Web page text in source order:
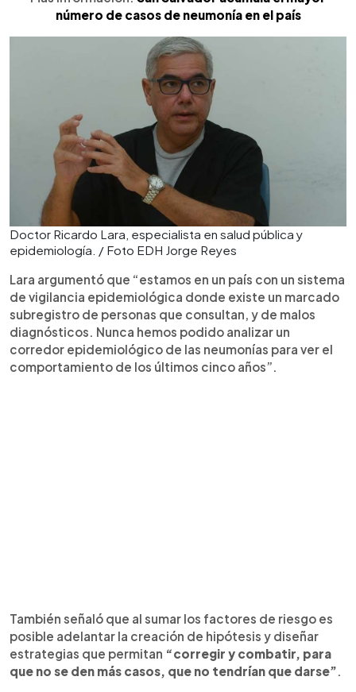
número de casos de neumonía en el país
Doctor Ricardo Lara, especialista en salud pública y
epidemiología. / Foto EDH Jorge Reyes
Lara argumentó que “estamos en un país con un sistema
de vigilancia epidemiológica donde existe un marcado
subregistro de personas que consultan, y de malos
diagnósticos. Nunca hemos podido analizar un
corredor epidemiológico de las neumonías para ver el
comportamiento de los últimos cinco años”.
También señaló que al sumar los factores de riesgo es
posible adelantar la creación de hipótesis y diseñar
estrategias que permitan “corregir y combatir, para
que no se den más casos, que no tendrían que darse”